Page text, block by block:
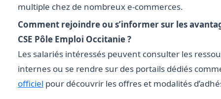
multiple chez de nombreux e-commerces.
Comment rejoindre ou s’informer sur les
CSE Pôle Emploi Occitanie ?
Les salariés intéressés peuvent consulter les
internes ou se rendre sur des portails dédiés
officiel pour découvrir les offres et modalités